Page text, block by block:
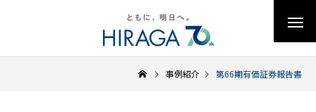
事例紹介 第66期有価証券報告書